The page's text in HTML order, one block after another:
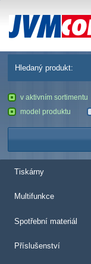
JVM
Hledaný produkt:
v aktivním sortimentu
model produktu
Tiskárny
Multifunkce
Spotřební materiál
Příslušenství